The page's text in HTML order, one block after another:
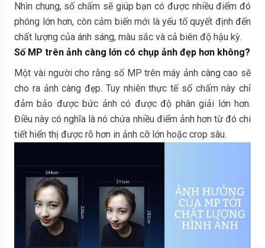
Nhìn chung, số chấm sẽ giúp bạn có được nhiều điểm đó
phóng lớn hơn, còn cảm biến mới là yếu tố quyết định đến
chất lượng của ánh sáng, màu sắc và cả biên độ hậu kỳ.
Số MP trên ảnh càng lớn có chụp ảnh đẹp hơn không?
Một vài người cho rằng số MP trên máy ảnh càng cao sẽ
cho ra ảnh càng đẹp. Tuy nhiên thực tế số chấm này chỉ
đảm bảo được bức ảnh có được độ phân giải lớn hơn.
Điều này có nghĩa là nó chứa nhiều điểm ảnh hơn từ đó chi
tiết hiển thị được rõ hơn in ảnh cỡ lớn hoặc crop sâu.